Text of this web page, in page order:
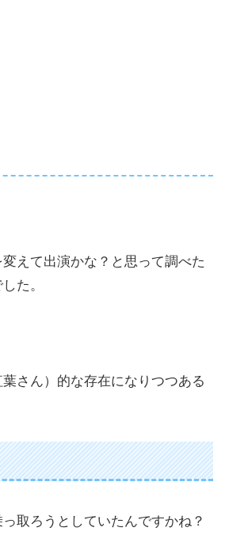
えて出演かな？と思って調べた
た。
さん）的な存在になりつつある
取ろうとしていたんですかね？